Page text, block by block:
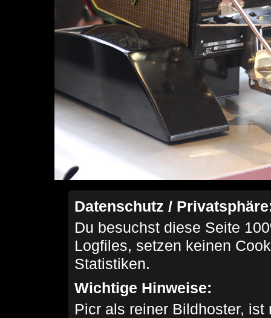
Datenschutz /
Du besuchst diese Seite
Logfiles, setzen keinen
Statistiken.
Wichtige Hinweise:
Picr als reiner Bildhoster,